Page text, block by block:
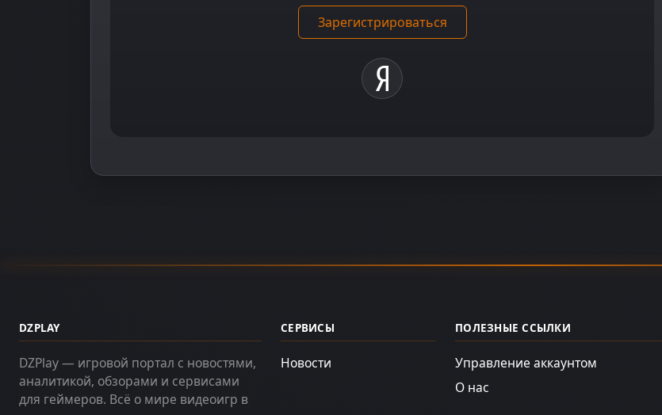
Зарегистрироваться
DZPLAY
DZPlay — игровой портал с новостями,
аналитикой, обзорами и сервисами
для геймеров. Всё о мире видеоигр в
СЕРВИСЫ
Новости
ПОЛЕЗНЫЕ ССЫЛКИ
Управление аккаунтом
О нас